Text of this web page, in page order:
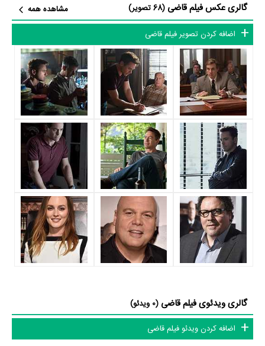
Jeremy StrongوDax Shepardبه ایفای نقش و بازیگری پرداخته‌اند. در
فیلم قاضی حدود 15 بازیگر جلوی دوربین رفته‌اند که از نظر تعداد بازیگران
می‌توان قاضی را یک اثر پربازیگر عنوان کرد. از این‌لحاظ کارگردانی فیلم قاضی
باتوجه به بازی گرفتن از این تعداد بازیگر و مدیریت آنها کار بسیار دشواری بوده
است؛ باید بررسی کرد آیا
David Dobkinبه‌عنوان کارگردان و به‌عنوان
بازیگردان و همچنین تیم بازیگری قاضی توانسته‌اند در این زمینه موفق باشند و
بازی‌های درخشانی را نمایش دهند؟
از دیگر بازیگران فیلم قاضی می‌توان به
Leighton Meester Ken Howard
اما ترمبلی،بالتازار گتی، David Krumholtz Grace Zabriskie،Denis
O'HareوSarah Lancasterاشاره کرد.
متوسط سن بازیگران قاضی براساس میزان سنی که از آنها در دایرةالمعارف
آنلاین سینما و تلویزیون یعنی منظوم
ثبت شده، 56 سال است که نشان
می‌دهد بازیگران قاضی عمدتا از نظر سنی افرادی پیر و باتجربه هستند.
داستان فیلم قاضی
Schenk
در خلاصه داستانی که یا از سوی تیم رسانه‌ای اثر و یا توسط دیگر رسانه‌ها درباره
داستان قاضی منتشر شده است، می‌خوانیم: «یک وکیل موفق برای مراسم
گالری عکس فیلم قاضی (68 تصویر)
مشاهده همه
اضافه کردن تصویر فیلم قاضی
گالری ویدئوی فیلم قاضی (0 ویدئو)
اضافه کردن ویدئو فیلم قاضی